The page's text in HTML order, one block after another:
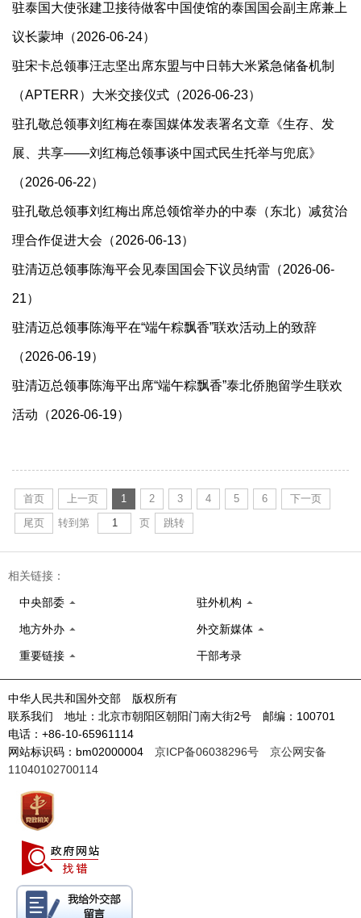
驻泰国大使张建卫接待做客中国使馆的泰国国会副主席兼上
议长蒙坤（2026-06-24）
驻宋卡总领事汪志坚出席东盟与中日韩大米紧急储备机制
（APTERR）大米交接仪式（2026-06-23）
驻孔敬总领事刘红梅在泰国媒体发表署名文章《生存、发
展、共享——刘红梅总领事谈中国式民生托举与兜底》
（2026-06-22）
驻孔敬总领事刘红梅出席总领馆举办的中泰（东北）减贫治
理合作促进大会（2026-06-13）
驻清迈总领事陈海平会见泰国国会下议员纳雷（2026-06-
21）
驻清迈总领事陈海平在“端午粽飘香”联欢活动上的致辞
（2026-06-19）
驻清迈总领事陈海平出席“端午粽飘香”泰北侨胞留学生联欢
活动（2026-06-19）
首页 上一页 1 2 3 4 5 6
下一页
尾页
转到第 页 跳转
相关链接：
中央部委 驻外机构
地方外办 外交新媒体
重要链接 干部考录
中华人民共和国外交部 版权所有
联系我们 地址：北京市朝阳区朝阳门南大街2号 邮编：100701
电话：+86-10-65961114
网站标识码：bm02000004 京ICP备06038296号
京公网安备
11040102700114